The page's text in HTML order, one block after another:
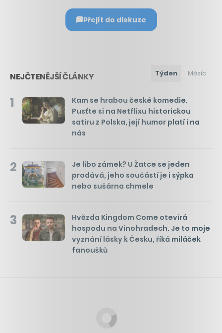
Přejít do diskuze
NEJČTENĚJŠÍ ČLÁNKY Týden Měsíc
1
Kam se hrabou české komedie.
Pusťte si na Netflixu historickou
satiru z Polska, její humor platí i na
nás
2
Je libo zámek? U Žatce se jeden
prodává, jeho součástí je i sýpka
nebo sušárna chmele
3
Hvězda Kingdom Come otevírá
hospodu na Vinohradech. Je to moje
vyznání lásky k Česku, říká miláček
fanoušků